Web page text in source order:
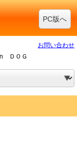
PC版へ
お問い合わせ
ＤＯＧ